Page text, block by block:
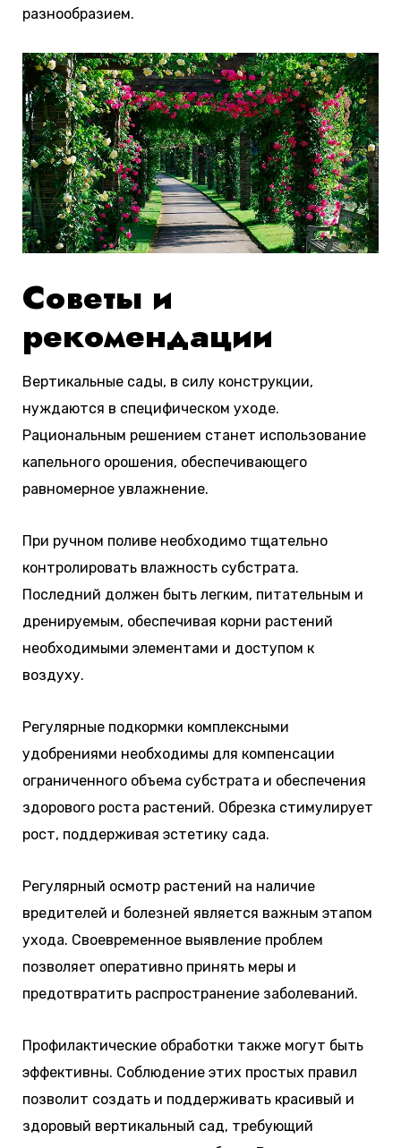
разнообразием.
Советы и
рекомендации
Вертикальные сады, в силу конструкции,
нуждаются в специфическом уходе.
Рациональным решением станет использование
капельного орошения, обеспечивающего
равномерное увлажнение.
При ручном поливе необходимо тщательно
контролировать влажность субстрата.
Последний должен быть легким, питательным и
дренируемым, обеспечивая корни растений
необходимыми элементами и доступом к
воздуху.
Регулярные подкормки комплексными
удобрениями необходимы для компенсации
ограниченного объема субстрата и обеспечения
здорового роста растений. Обрезка стимулирует
рост, поддерживая эстетику сада.
Регулярный осмотр растений на наличие
вредителей и болезней является важным этапом
ухода. Своевременное выявление проблем
позволяет оперативно принять меры и
предотвратить распространение заболеваний.
Профилактические обработки также могут быть
эффективны. Соблюдение этих простых правил
позволит создать и поддерживать красивый и
здоровый вертикальный сад, требующий